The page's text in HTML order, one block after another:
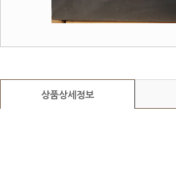
상품상세정보